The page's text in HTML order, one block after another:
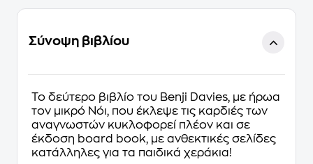
Σύνοψη βιβλίου
Το δεύτερο βιβλίο του Benji Davies, με ήρωα
τον μικρό Νόι, που έκλεψε τις καρδιές των
αναγνωστών κυκλοφορεί πλέον και σε
έκδοση board book, με ανθεκτικές σελίδες
κατάλληλες για τα παιδικά χεράκια!